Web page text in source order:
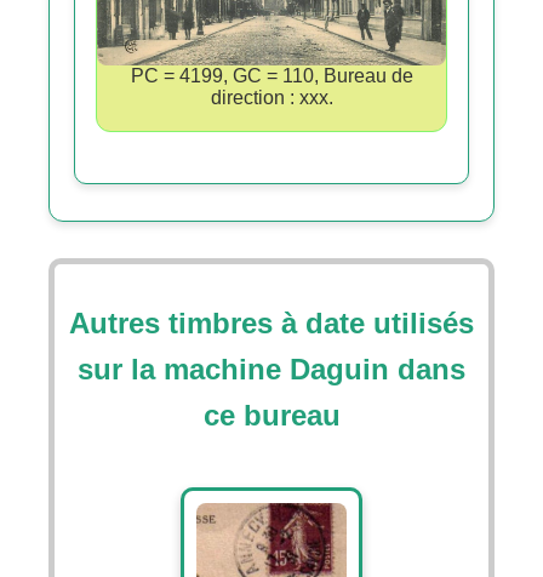
PC = 4199, GC = 110, Bureau de
direction : xxx.
Autres timbres à date utilisés
sur la machine Daguin dans
ce bureau